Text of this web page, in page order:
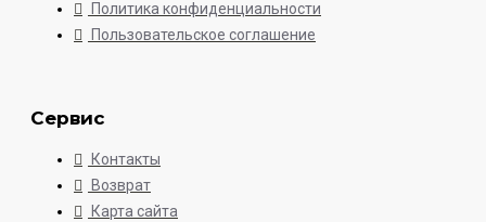
Политика конфиденциальности
Пользовательское соглашение
Сервис
Контакты
Возврат
Карта сайта